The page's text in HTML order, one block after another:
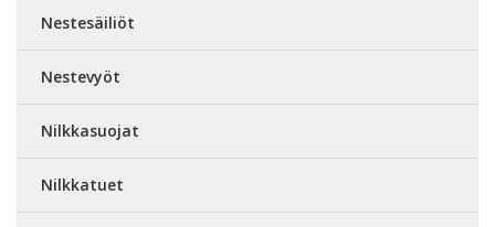
Nestesäiliöt
Nestevyöt
Nilkkasuojat
Nilkkatuet